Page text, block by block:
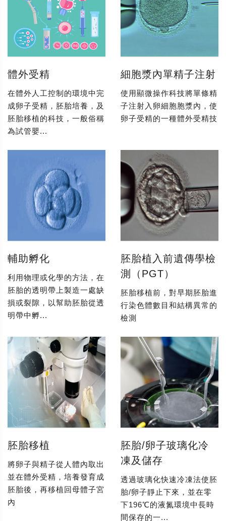
體外受精
在體外人工控制的環境中完
成卵子受精，胚胎培養，及
胚胎移植的科技，一般俗稱
為試管嬰...
細胞漿內單精子注射
使用顯微操作科技將單條精
子注射入卵細胞胞漿內，使
卵子受精的一種體外受精技
輔助孵化
利用物理或化學的方法，在
胚胎的透明帶上製造一處缺
損或裂隙，以幫助胚胎從透
明帶中孵...
胚胎植入前遺傳學檢
測（PGT）
胚胎移植前，對早期胚胎進
行染色體數目和結構異常的
檢測
胚胎移植
將卵子與精子從人體內取出
並在體外受精，培養發育成
胚胎後，再移植回母體子宮
內
胚胎/卵子玻璃化冷
凍及儲存
透過玻璃化快速冷凍法使胚
胎/卵子靜止下來，並在零
下196℃的液氮環境中長時
間保存的一...